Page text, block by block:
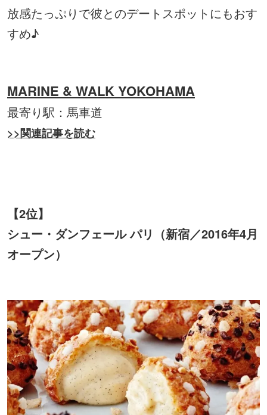
放感たっぷりで彼とのデートスポットにもおす
すめ♪
MARINE & WALK YOKOHAMA
最寄り駅：馬車道
>>関連記事を読む
【2位】
シュー・ダンフェール パリ（新宿／2016年4月
オープン）